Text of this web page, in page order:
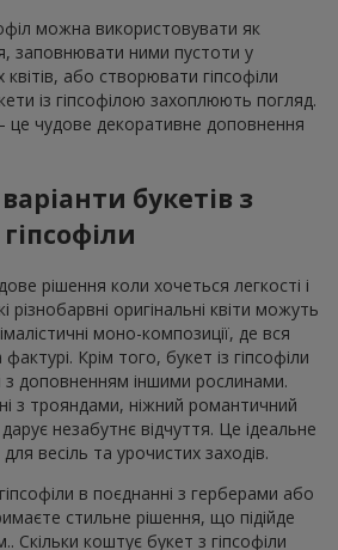
можна використовувати як
заповнювати ними пустоти у
або створювати гіпсофіли
із гіпсофілою захоплюють погляд.
це чудове декоративне доповнення
букетів з
гіпсофіли
рішення коли хочеться легкості і
різнобарвні оригінальні квіти можуть
моно-композиції, де вся
Крім того, букет із гіпсофіли
доповненням іншими рослинами.
з трояндами, ніжний романтичний
дарує незабутнє відчуття. Це ідеальне
весіль та урочистих заходів.
в поєднанні з герберами або
стильне рішення, що підійде
Скільки коштує букет з гіпсофіли